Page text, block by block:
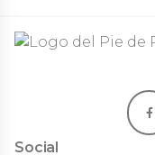
Social